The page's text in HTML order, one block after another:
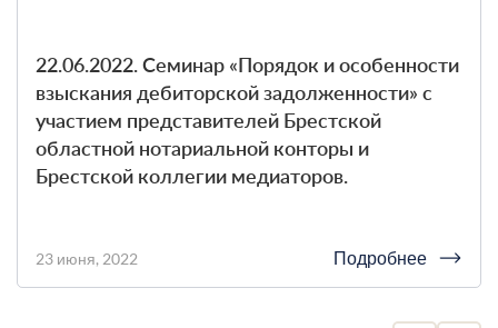
22.06.2022. Семинар «Порядок и особенности
взыскания дебиторской задолженности» с
участием представителей Брестской
областной нотариальной конторы и
Брестской коллегии медиаторов.
23 июня, 2022 Подробнее